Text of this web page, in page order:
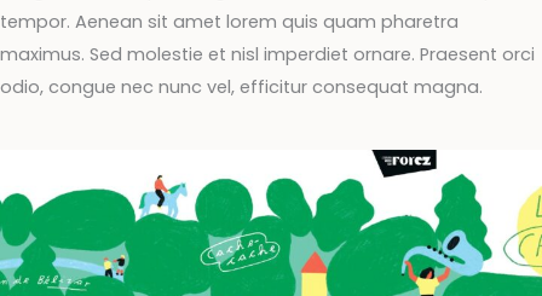
tempor. Aenean sit amet lorem quis quam pharetra
maximus. Sed molestie et nisl imperdiet ornare. Praesent orci
odio, congue nec nunc vel, efficitur consequat magna.